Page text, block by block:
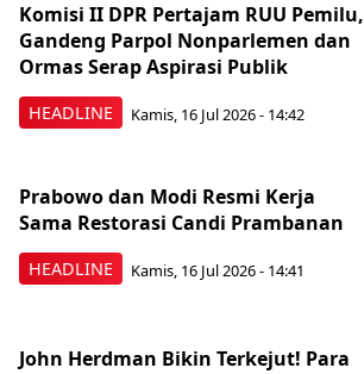
HEADLINE
Komisi II DPR Pertajam RUU Pemilu,
Gandeng Parpol Nonparlemen dan
Ormas Serap Aspirasi Publik
Kamis, 16 Jul 2026 - 14:42
HEADLINE
Prabowo dan Modi Resmi Kerja
Sama Restorasi Candi Prambanan
Kamis, 16 Jul 2026 - 14:41
John Herdman Bikin Terkejut! Para